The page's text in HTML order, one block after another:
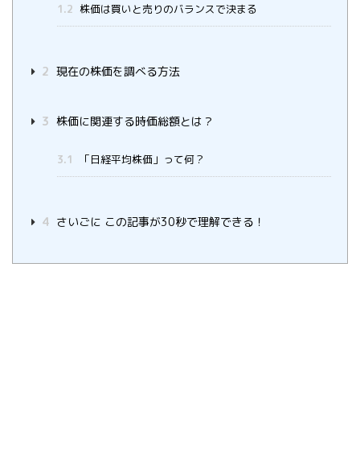
1.2 株価は買いと売りのバランスで決まる
2 現在の株価を調べる方法
3 株価に関連する時価総額とは？
3.1 「日経平均株価」って何？
4 さいごに この記事が30秒で理解できる！